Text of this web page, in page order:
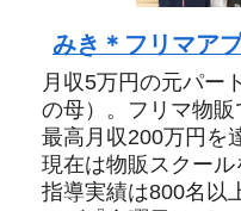
みき＊フリマア
月収5万円の元パー
の母）。フリマ物販
最高月収200万円を
現在は物販スクール
指導実績は800名以